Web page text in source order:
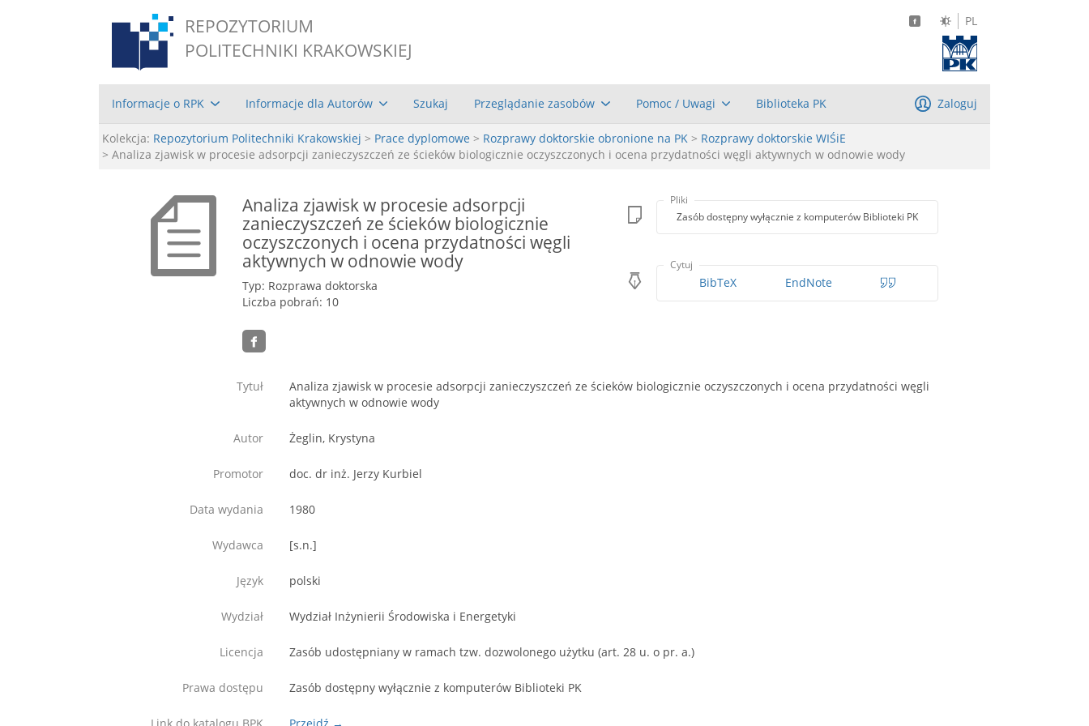
REPOZYTORIUM
POLITECHNIKI KRAKOWSKIEJ
PL
Informacje o RPK Informacje dla Autorów Szukaj Przeglądanie zasobów Pomoc / Uwagi Biblioteka PK Zaloguj
Kolekcja: Repozytorium Politechniki Krakowskiej > Prace dyplomowe > Rozprawy doktorskie obronione na PK > Rozprawy doktorskie WIŚiE
> Analiza zjawisk w procesie adsorpcji zanieczyszczeń ze ścieków biologicznie oczyszczonych i ocena przydatności węgli aktywnych w odnowie wody
Analiza zjawisk w procesie adsorpcji
zanieczyszczeń ze ścieków biologicznie
oczyszczonych i ocena przydatności węgli
aktywnych w odnowie wody
Typ: Rozprawa doktorska
Liczba pobrań: 10
Pliki
Zasób dostępny wyłącznie z komputerów Biblioteki PK
Cytuj
BibTeX EndNote
Tytuł
Analiza zjawisk w procesie adsorpcji zanieczyszczeń ze ścieków biologicznie oczyszczonych i ocena przydatności węgli
aktywnych w odnowie wody
Autor Żeglin, Krystyna
Promotor doc. dr inż. Jerzy Kurbiel
Data wydania 1980
Wydawca [s.n.]
Język polski
Wydział Wydział Inżynierii Środowiska i Energetyki
Licencja Zasób udostępniany w ramach tzw. dozwolonego użytku (art. 28 u. o pr. a.)
Prawa dostępu Zasób dostępny wyłącznie z komputerów Biblioteki PK